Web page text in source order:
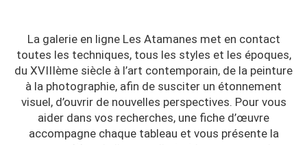
La galerie en ligne Les Atamanes met en contact
toutes les techniques, tous les styles et les époques,
du XVIIIème siècle à l’art contemporain, de la peinture
à la photographie, afin de susciter un étonnement
visuel, d’ouvrir de nouvelles perspectives. Pour vous
aider dans vos recherches, une fiche d’œuvre
accompagne chaque tableau et vous présente la